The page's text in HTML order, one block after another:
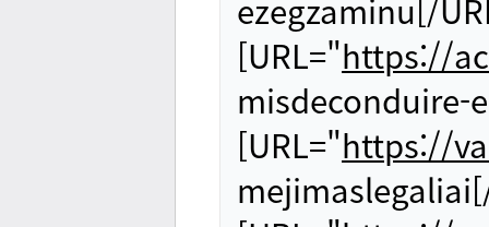
ezegzaminu[/
[URL="https://
misdeconduire-
[URL="https://